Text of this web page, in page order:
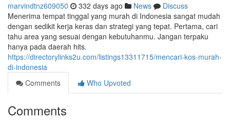
marvindtnz609050 332 days ago News
Discuss
Menerima tempat tinggal yang murah di Indonesia sangat mudah
dengan sedikit kerja keras dan strategi yang tepat. Pertama, cari
tahu area yang sesuai dengan kebutuhanmu. Jangan terpaku
hanya pada daerah hits.
https://directorylinks2u.com/listings13311715/mencari-kos-murah-
di-indonesia
Comments
Who Upvoted
Comments